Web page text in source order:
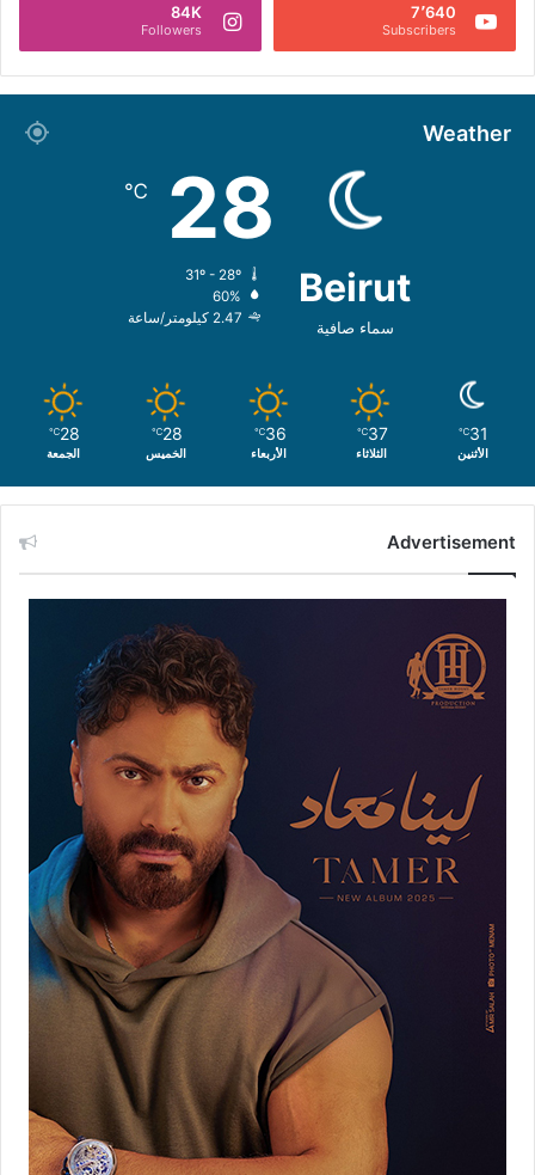
7٬640
Subscribers
84K
Followers
Weather
Beirut
سماء صافية
28
℃
60%
2.47 كيلومتر/ساعة
31
℃
الأثنين
37
℃
الثلاثاء
36
℃
الأربعاء
28
℃
الخميس
28
℃
الجمعة
Advertisement